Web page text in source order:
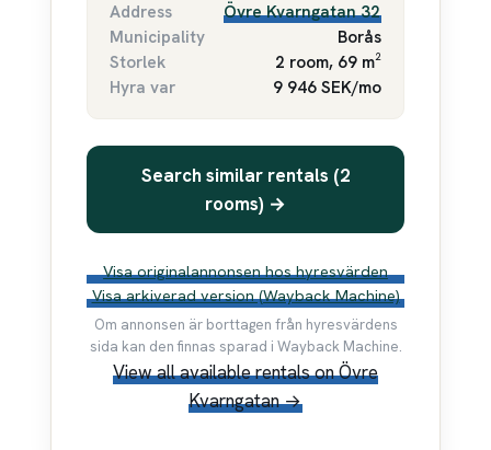
Address
Övre Kvarngatan 32
Municipality
Borås
Storlek
2 room, 69 m²
Hyra var
9 946 SEK/mo
Search similar rentals (2
rooms) →
Visa originalannonsen hos hyresvärden
Visa arkiverad version (Wayback Machine)
Om annonsen är borttagen från hyresvärdens
sida kan den finnas sparad i Wayback Machine.
View all available rentals on Övre
Kvarngatan →